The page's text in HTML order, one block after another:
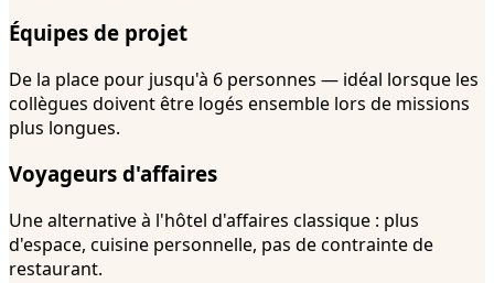
Équipes de projet
De la place pour jusqu'à 6 personnes — idéal lorsque les
collègues doivent être logés ensemble lors de missions
plus longues.
Voyageurs d'affaires
Une alternative à l'hôtel d'affaires classique : plus
d'espace, cuisine personnelle, pas de contrainte de
restaurant.